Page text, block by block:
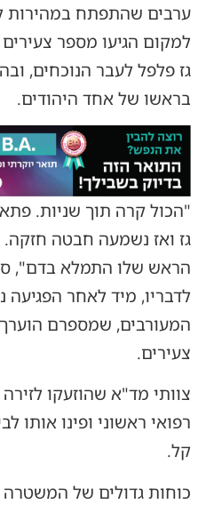
ערבים שהתפתח במהירות
למקום הגיעו מספר
גז פלפל לעבר הנוכחים,
בראשו של אחד היהודים.
"הכול קרה תוך שניות.
גז ואז נשמעה חבטה
הראש שלו התמלא בדם",
לדבריו, מיד לאחר
המעורבים, שמספרם
צעירים.
צוותי מד"א שהוזעקו
רפואי ראשוני ופינו
קל.
כוחות גדולים של המשטרה